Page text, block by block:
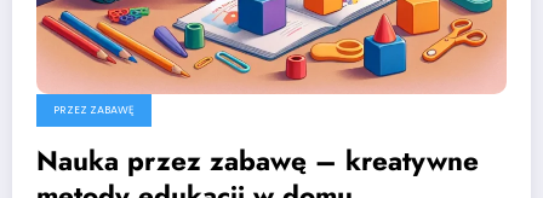
PRZEZ ZABAWĘ
Nauka przez zabawę – kreatywne